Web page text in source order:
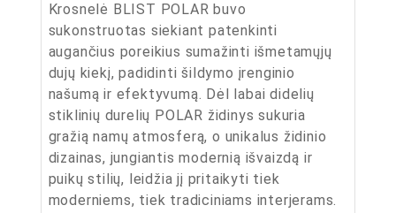
Krosnelė BLIST POLAR buvo
sukonstruotas siekiant patenkinti
augančius poreikius sumažinti išmetamųjų
dujų kiekį, padidinti šildymo įrenginio
našumą ir efektyvumą. Dėl labai didelių
stiklinių durelių POLAR židinys sukuria
gražią namų atmosferą, o unikalus židinio
dizainas, jungiantis modernią išvaizdą ir
puikų stilių, leidžia jį pritaikyti tiek
moderniems, tiek tradiciniams interjerams.